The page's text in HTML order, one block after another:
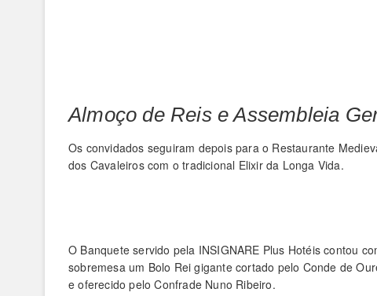
Almoço de Reis e Assembleia
Os convidados seguiram depois para o Restaurante
dos Cavaleiros com o tradicional Elixir da Longa Vida.
O Banquete servido pela INSIGNARE Plus Hotéis contou
sobremesa um Bolo Rei gigante cortado pelo Conde de
e oferecido pelo Confrade Nuno Ribeiro.